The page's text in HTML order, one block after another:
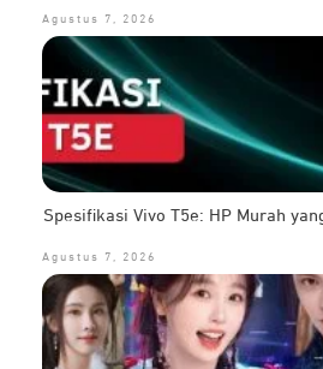
Agustus 7, 2026
Spesifikasi Vivo T5e: HP Murah
Agustus 7, 2026